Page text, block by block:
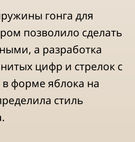
гонга для
позволило сделать
а разработка
цифр и стрелок с
форме яблока на
стиль